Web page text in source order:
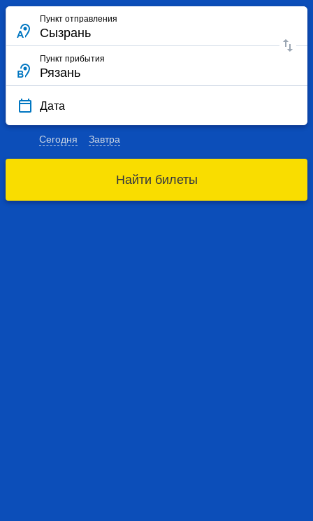
Пункт отправления
Пункт прибытия
Дата
Сегодня Завтра
Найти билеты